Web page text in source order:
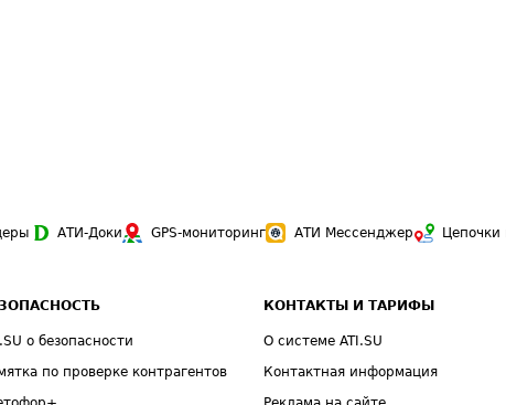
АТИ-Доки GPS-мониторинг АТИ Мессенджер Цепочки
о безопасности
по проверке контрагентов
КОНТАКТЫ И ТАРИФЫ
О системе ATI.SU
Контактная информация